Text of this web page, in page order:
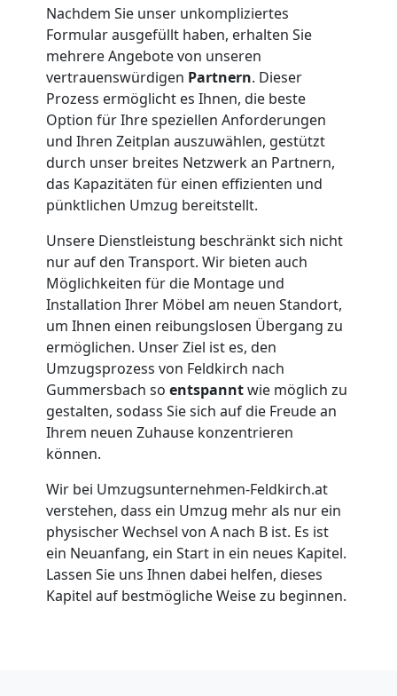
Nachdem Sie unser unkompliziertes
Formular ausgefüllt haben, erhalten Sie
mehrere Angebote von unseren
vertrauenswürdigen Partnern. Dieser
Prozess ermöglicht es Ihnen, die beste
Option für Ihre speziellen Anforderungen
und Ihren Zeitplan auszuwählen, gestützt
durch unser breites Netzwerk an Partnern,
das Kapazitäten für einen effizienten und
pünktlichen Umzug bereitstellt.
Unsere Dienstleistung beschränkt sich nicht
nur auf den Transport. Wir bieten auch
Möglichkeiten für die Montage und
Installation Ihrer Möbel am neuen Standort,
um Ihnen einen reibungslosen Übergang zu
ermöglichen. Unser Ziel ist es, den
Umzugsprozess von Feldkirch nach
Gummersbach so entspanntwie möglich zu
gestalten, sodass Sie sich auf die Freude an
Ihrem neuen Zuhause konzentrieren
können.
Wir bei Umzugsunternehmen-Feldkirch.at
verstehen, dass ein Umzug mehr als nur ein
physischer Wechsel von A nach B ist. Es ist
ein Neuanfang, ein Start in ein neues Kapitel.
Lassen Sie uns Ihnen dabei helfen, dieses
Kapitel auf bestmögliche Weise zu beginnen.
Feldkirch
Tresortransport
Feldkirch
Umzug
für
Senioren
Feldkirch
Fernumzug
Feldkirch
Firmenumzug